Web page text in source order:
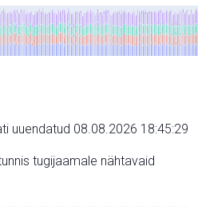
uuendatud 08.08.2026 18:45:29
tugijaamale nähtavaid